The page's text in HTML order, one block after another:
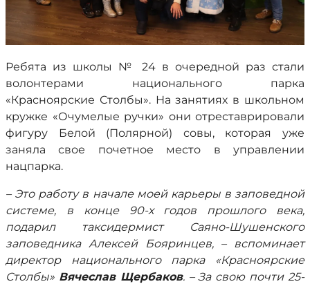
Ребята из школы № 24 в очередной раз стали
волонтерами национального парка
«Красноярские Столбы». На занятиях в школьном
кружке «Очумелые ручки» они отреставрировали
фигуру Белой (Полярной) совы, которая уже
заняла свое почетное место в управлении
нацпарка.
– Это работу в начале моей карьеры в заповедной
системе, в конце 90-х годов прошлого века,
подарил таксидермист Саяно-Шушенского
заповедника Алексей Бояринцев, – вспоминает
директор национального парка «Красноярские
Столбы» Вячеслав Щербаков. – За свою почти 25-